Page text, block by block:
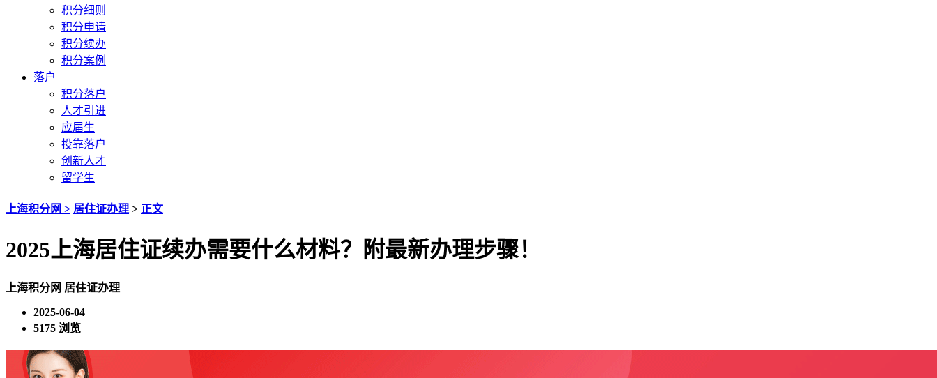
积分细则
积分申请
积分续办
积分案例
落户
积分落户
人才引进
应届生
投靠落户
创新人才
留学生
上海积分网 > 居住证办理 > 正文
2025上海居住证续办需要什么材料？附最新办理步骤！
上海积分网 居住证办理
2025-06-04
5175 浏览